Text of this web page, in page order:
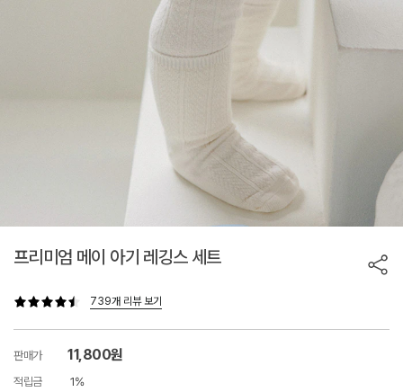
프리미엄 메이 아기 레깅스 세트
739개 리뷰 보기
판매가 11,800원
적립금 1%